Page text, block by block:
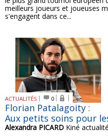
meilleurs joueurs et joueuses
s'engagent dans ce...
ACTUALITÉS 0
Florian Patalagoity :
Aux petits soins pour
Alexandra PICARD Kiné